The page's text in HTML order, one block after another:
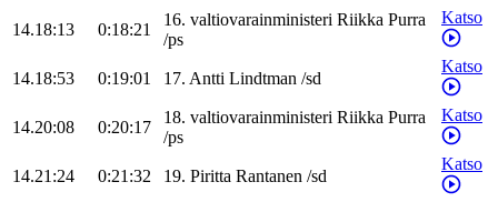
14.18:13 0:18:21
16. valtiovarainministeri Riikka Purra
/ps
Katso
14.18:53 0:19:01 17. Antti Lindtman /sd
Katso
14.20:08 0:20:17
18. valtiovarainministeri Riikka Purra
/ps
Katso
14.21:24 0:21:32 19. Piritta Rantanen /sd
Katso